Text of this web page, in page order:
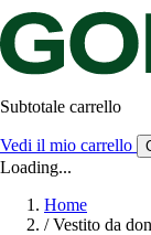
Subtotale carrello
Vedi il mio carrello
Loading...
Home
/ Vestito da